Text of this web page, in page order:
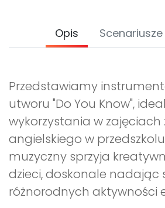
Opis
Przedstawiamy
utworu "Do You Know",
wykorzystania w zajęciach
angielskiego w
muzyczny sprzyja
dzieci, doskonale nadając
różnorodnych aktywności